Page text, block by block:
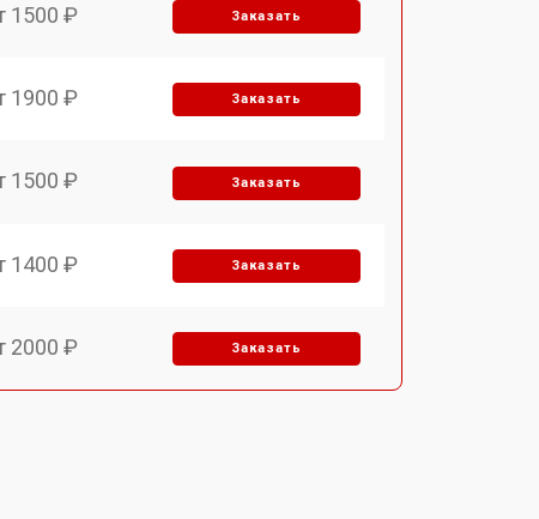
1500 ₽ Заказать
1900 ₽ Заказать
1500 ₽ Заказать
1400 ₽ Заказать
2000 ₽ Заказать